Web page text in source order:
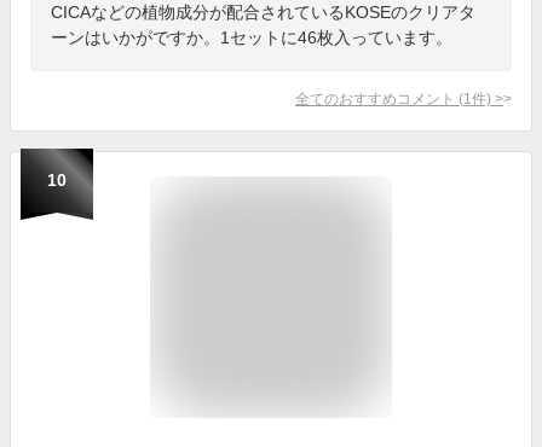
CICAなどの植物成分が配合されているKOSEのクリアタ
ーンはいかがですか。1セットに46枚入っています。
全てのおすすめコメント (1 件) >
10